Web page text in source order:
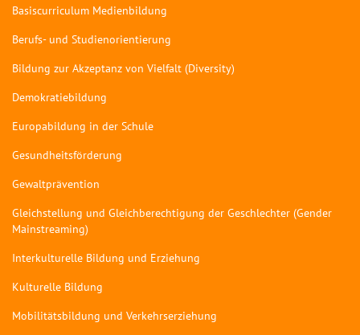
Basiscurriculum Medienbildung
Berufs- und Studienorientierung
Bildung zur Akzeptanz von Vielfalt (Diversity)
Demokratiebildung
Europabildung in der Schule
Gesundheitsförderung
Gewaltprävention
Gleichstellung und Gleichberechtigung der Geschlechter (Gender
Mainstreaming)
Interkulturelle Bildung und Erziehung
Kulturelle Bildung
Mobilitätsbildung und Verkehrserziehung